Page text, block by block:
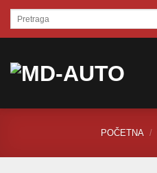
SkipPretraži:
POČETNA /